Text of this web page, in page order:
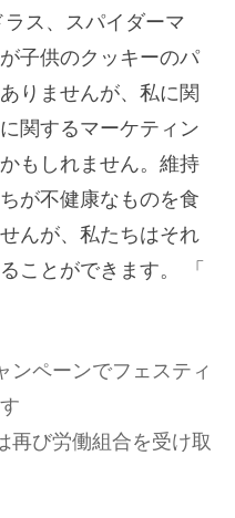
ス、スパイダーマ
子供のクッキーのパ
りませんが、私に関
関するマーケティン
もしれません。維持
が不健康なものを食
んが、私たちはそれ
ことができます。 「
ンペーンでフェスティ
再び労働組合を受け取